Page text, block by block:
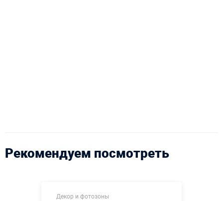
Рекомендуем посмотреть
Декор и фотозоны